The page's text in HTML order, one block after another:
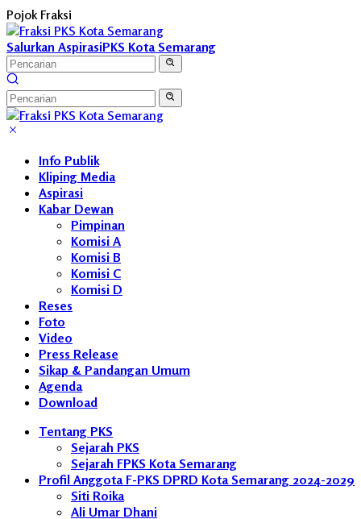
Langsung
ke
konten
Pojok Fraksi
Salurkan AspirasiPKS Kota Semarang
Info Publik
Kliping Media
Aspirasi
Kabar Dewan
Pimpinan
Komisi A
Komisi B
Komisi C
Komisi D
Reses
Foto
Video
Press Release
Sikap & Pandangan Umum
Agenda
Download
Tentang PKS
Sejarah PKS
Sejarah FPKS Kota Semarang
Profil Anggota F-PKS DPRD Kota Semarang 2024-2029
Siti Roika
Ali Umar Dhani